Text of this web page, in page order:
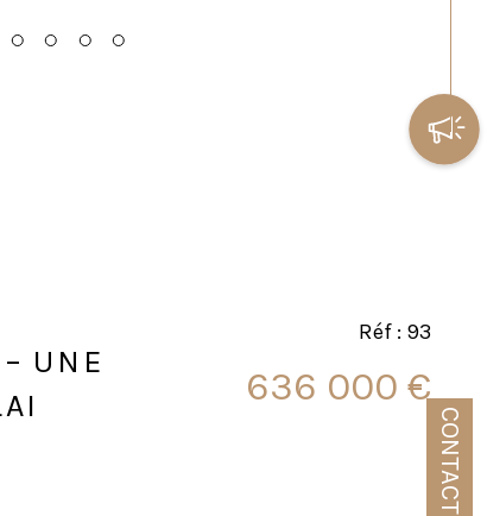
CONTACT
UNE
Réf : 93
636 000 €